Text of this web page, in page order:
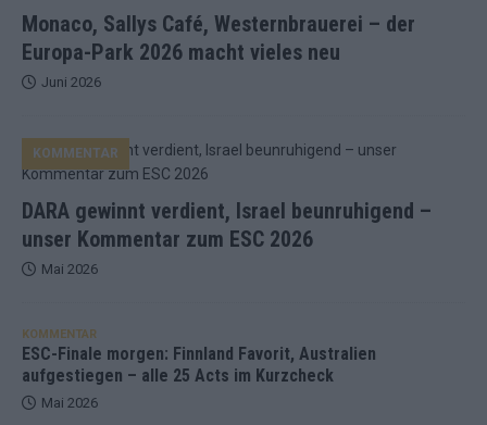
Monaco, Sallys Café, Westernbrauerei – der
Europa-Park 2026 macht vieles neu
Juni 2026
DARA gewinnt verdient, Israel beunruhigend –
unser Kommentar zum ESC 2026
KOMMENTAR
Mai 2026
KOMMENTAR
ESC-Finale morgen: Finnland Favorit, Australien
aufgestiegen – alle 25 Acts im Kurzcheck
Mai 2026